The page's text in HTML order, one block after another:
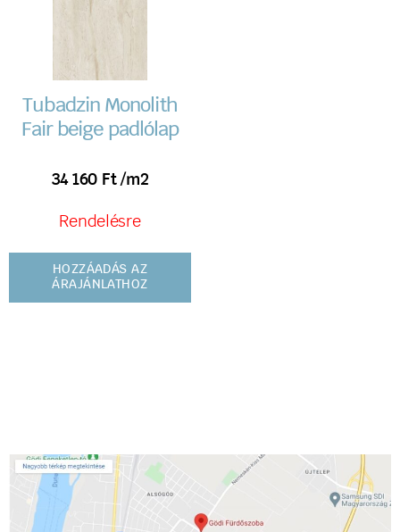
Tubadzin Monolith
Fair beige padlólap
34 160 Ft /m2
Rendelésre
HOZZÁADÁS AZ
ÁRAJÁNLATHOZ